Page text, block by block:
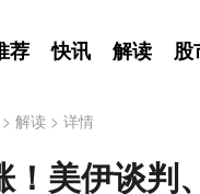
荐 快讯 解读 股
> 解读 > 详情
美伊谈判